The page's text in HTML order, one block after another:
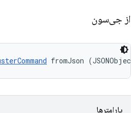
از جی‌سون
fromJson
پارامترها